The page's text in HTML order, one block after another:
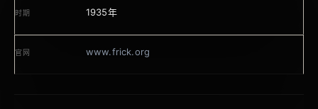
时期 1935年
官网 www.frick.org